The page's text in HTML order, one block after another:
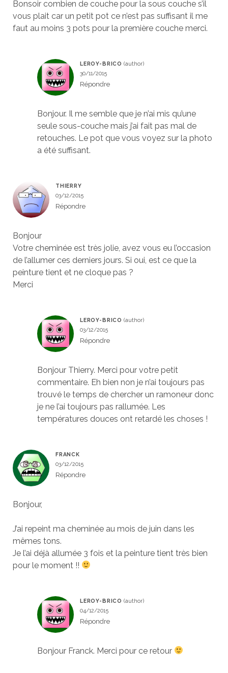
Bonsoir combien de couche pour la sous couche s’il
vous plait car un petit pot ce n’est pas suffisant il me
faut au moins 3 pots pour la première couche merci.
LEROY-BRICO
30/11/2015
Répondre
Bonjour. Il me semble que je n’ai mis qu’une
seule sous-couche mais j’ai fait pas mal de
retouches. Le pot que vous voyez sur la photo
a été suffisant.
THIERRY
03/12/2015
Répondre
Bonjour
Votre cheminée est très jolie, avez vous eu l’occasion
de l’allumer ces derniers jours. Si oui, est ce que la
peinture tient et ne cloque pas ?
Merci
LEROY-BRICO
03/12/2015
Répondre
Bonjour Thierry. Merci pour votre petit
commentaire. Eh bien non je n’ai toujours pas
trouvé le temps de chercher un ramoneur donc
je ne l’ai toujours pas rallumée. Les
températures douces ont retardé les choses !
FRANCK
03/12/2015
Répondre
Bonjour,
J’ai repeint ma cheminée au mois de juin dans les
mêmes tons.
Je l’ai déjà allumée 3 fois et la peinture tient très bien
pour le moment !!
LEROY-BRICO
04/12/2015
Répondre
Bonjour Franck. Merci pour ce retour